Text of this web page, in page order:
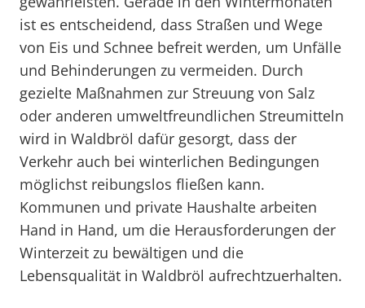
ist es entscheidend, dass Straßen und Wege
von Eis und Schnee befreit werden, um Unfälle
und Behinderungen zu vermeiden. Durch
gezielte Maßnahmen zur Streuung von Salz
oder anderen umweltfreundlichen Streumitteln
wird in Waldbröl dafür gesorgt, dass der
Verkehr auch bei winterlichen Bedingungen
möglichst reibungslos fließen kann.
Kommunen und private Haushalte arbeiten
Hand in Hand, um die Herausforderungen der
Winterzeit zu bewältigen und die
Lebensqualität in Waldbröl aufrechtzuerhalten.